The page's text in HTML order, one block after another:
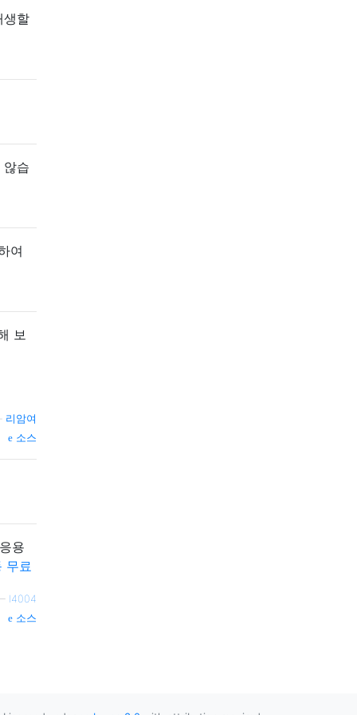
생할
않습
여
보
리암여
소스
용
무료
I4004
소스